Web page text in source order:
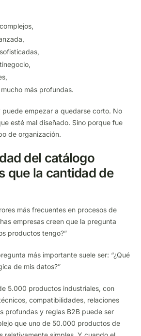
más profundas.
puede empezar a quedarse corto. No
esté mal diseñado. Sino porque fue
de organización.
del catálogo
que la cantidad de
más frecuentes en procesos de
empresas creen que la pregunta
productos tengo?”
más importante suele ser: “¿Qué
de mis datos?”
5.000 productos industriales, con
compatibilidades, relaciones
profundas y reglas B2B puede ser
que uno de 50.000 productos de